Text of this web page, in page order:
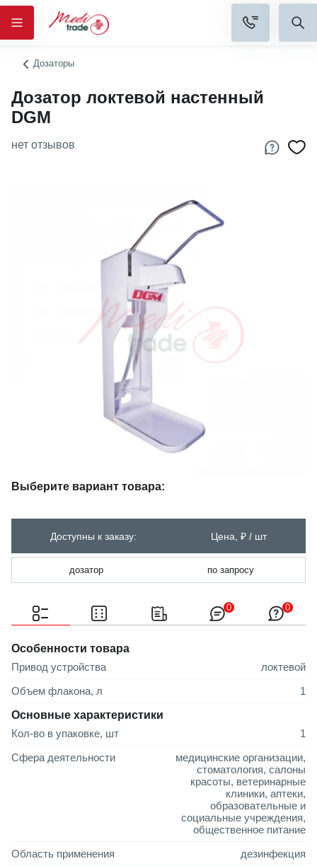
Дозаторы
Дозатор локтевой настенный
DGM
нет отзывов
Выберите вариант товара:
Доступны к заказу: Цена, ₽ / шт
дозатор по запросу
0 0
Особенности товара
Привод устройства
локтевой
Объем флакона, л
1
Основные характеристики
Кол-во в упаковке, шт
1
Сфера деятельности
медицинские организации,
стоматология, салоны
красоты, ветеринарные
клиники, аптеки,
образовательные и
социальные учреждения,
общественное питание
Область применения
дезинфекция